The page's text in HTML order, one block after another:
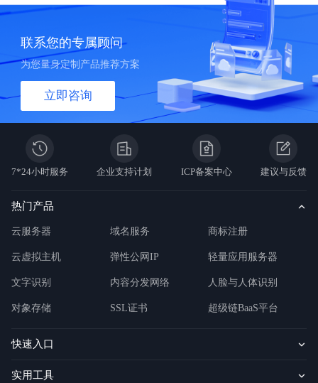
联系您的专属顾问
为您量身定制产品推荐方案
立即咨询
7*24小时服务 企业支持计划 ICP备案中心 建议与反馈
热门产品
云服务器 域名服务 商标注册
云虚拟主机 弹性公网IP 轻量应用服务器
文字识别 内容分发网络 人脸与人体识别
对象存储 SSL证书 超级链BaaS平台
快速入口
实用工具